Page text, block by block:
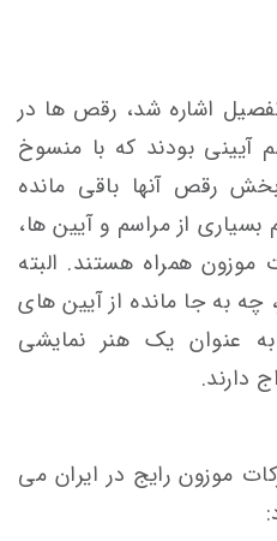
اشاره شد، رقص ها در
آیینی بودند که با منسوخ
رقص آنها باقی مانده
از مراسم و آیین ها،
موزون همراه هستند. البته
به جا مانده از آیین های
عنوان یک هنر نمایشی
دارند.
موزون رایج در ایران می